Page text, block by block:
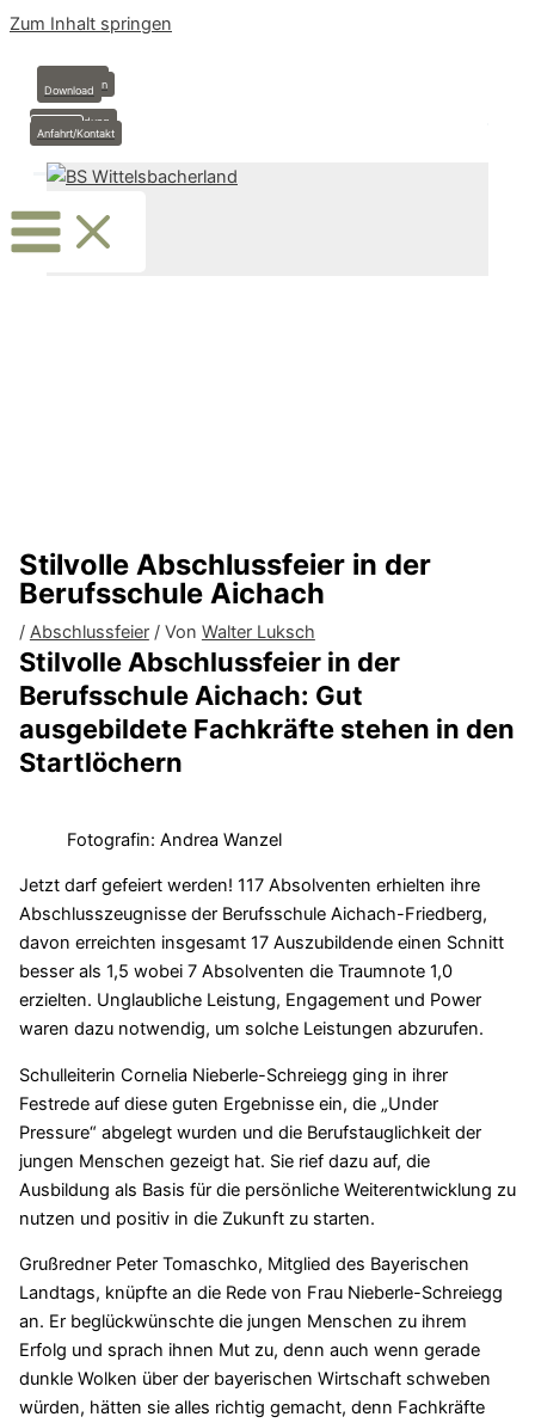
Zum Inhalt springen
Stundenplan
Download
Krankmeldung
Termine
Anfahrt/Kontakt
Stilvolle Abschlussfeier in der
Berufsschule Aichach
/ Abschlussfeier/ Von Walter Luksch
Stilvolle Abschlussfeier in der
Berufsschule Aichach: Gut
ausgebildete Fachkräfte stehen in den
Startlöchern
Fotografin: Andrea Wanzel
Jetzt darf gefeiert werden! 117 Absolventen erhielten ihre
Abschlusszeugnisse der Berufsschule Aichach-Friedberg,
davon erreichten insgesamt 17 Auszubildende einen Schnitt
besser als 1,5 wobei 7 Absolventen die Traumnote 1,0
erzielten. Unglaubliche Leistung, Engagement und Power
waren dazu notwendig, um solche Leistungen abzurufen.
Schulleiterin Cornelia Nieberle-Schreiegg ging in ihrer
Festrede auf diese guten Ergebnisse ein, die „Under
Pressure“ abgelegt wurden und die Berufstauglichkeit der
jungen Menschen gezeigt hat. Sie rief dazu auf, die
Ausbildung als Basis für die persönliche Weiterentwicklung zu
nutzen und positiv in die Zukunft zu starten.
Grußredner Peter Tomaschko, Mitglied des Bayerischen
Landtags, knüpfte an die Rede von Frau Nieberle-Schreiegg
an. Er beglückwünschte die jungen Menschen zu ihrem
Erfolg und sprach ihnen Mut zu, denn auch wenn gerade
dunkle Wolken über der bayerischen Wirtschaft schweben
würden, hätten sie alles richtig gemacht, denn Fachkräfte